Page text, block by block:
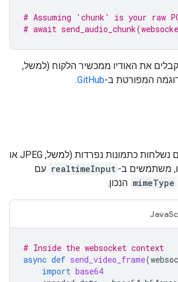
# Assuming 'chunk' is your raw
# await
את האודיו ממכשיר הלקוח (למשל,
המפורטת ב-GitHub
.
מסגרות של סרטונים נשלחות כתמונות נפרדות (למשל, JPEG או
realtimeInput עם
mimeType הנכון.
# Inside the websocket context
async def send_video_frame(
import base64